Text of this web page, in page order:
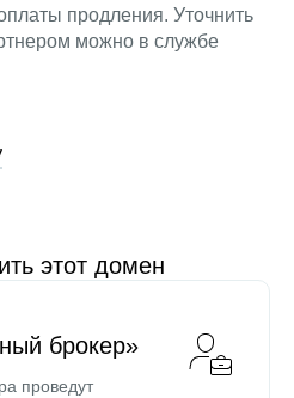
продления. Уточнить
можно в службе
этот домен
брокер»
проведут